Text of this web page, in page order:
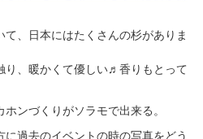
、日本にはたくさんの杉がありま
、暖かくて優しい♬香りもとって
ンづくりがソラモで出来る。
過去のイベントの時の写真をどう